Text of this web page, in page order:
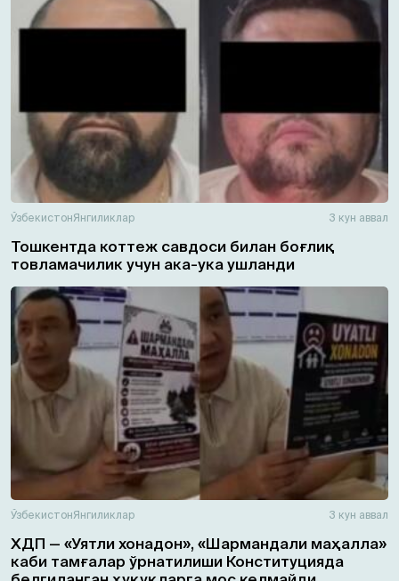
ЎзбекистонЯнгиликлар 3 кун аввал
Тошкентда коттеж савдоси билан боғлиқ
товламачилик учун ака-ука ушланди
ЎзбекистонЯнгиликлар 3 кун аввал
ХДП — «Уятли хонадон», «Шармандали маҳалла»
каби тамғалар ўрнатилиши Конституцияда